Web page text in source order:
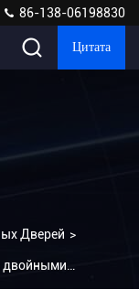
86-138-06198830
Цитата
Дверей >
двойными